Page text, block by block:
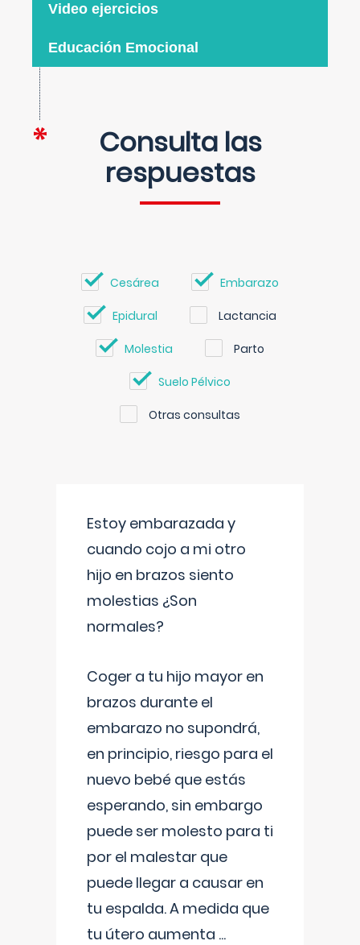
Video ejercicios
Educación Emocional
Consulta las
respuestas
Cesárea Embarazo
Epidural Lactancia
Molestia Parto
Suelo Pélvico
Otras consultas
Estoy embarazada y
cuando cojo a mi otro
hijo en brazos siento
molestias ¿Son
normales?
Coger a tu hijo mayor en
brazos durante el
embarazo no supondrá,
en principio, riesgo para el
nuevo bebé que estás
esperando, sin embargo
puede ser molesto para ti
por el malestar que
puede llegar a causar en
tu espalda. A medida que
tu útero aumenta ...